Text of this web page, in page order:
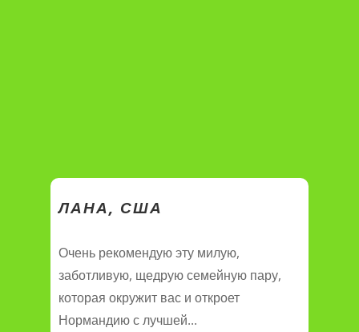
ЛАНА, США
Очень рекомендую эту милую,
заботливую, щедрую семейную пару,
которая окружит вас и откроет
Нормандию с лучшей...